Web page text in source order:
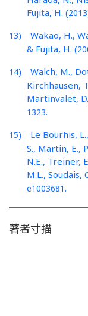
Fujita, H. (2013
13) Wakao, H.,
& Fujita, H. (
14) Walch, M.,
Kirchhausen,
Martinvalet,
1323.
15) Le Bourhis, L.,
S., Martin, E.,
N.E., Treiner,
M.L., Soudais,
e1003681.
著者寸描